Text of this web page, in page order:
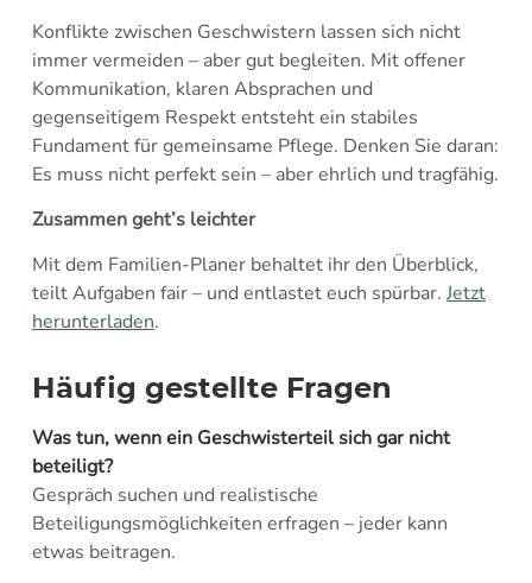
Konflikte zwischen Geschwistern lassen sich nicht
immer vermeiden – aber gut begleiten. Mit offener
Kommunikation, klaren Absprachen und
gegenseitigem Respekt entsteht ein stabiles
Fundament für gemeinsame Pflege. Denken Sie daran:
Es muss nicht perfekt sein – aber ehrlich und tragfähig.
Zusammen geht’s leichter
Mit dem Familien-Planer behaltet ihr den Überblick,
teilt Aufgaben fair – und entlastet euch spürbar. Jetzt
herunterladen.
Häufig gestellte Fragen
Was tun, wenn ein Geschwisterteil sich gar nicht
beteiligt?
Gespräch suchen und realistische
Beteiligungsmöglichkeiten erfragen – jeder kann
etwas beitragen.